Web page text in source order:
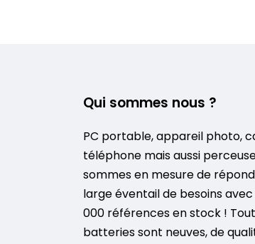
Qui sommes nous ?
PC portable, appareil photo,
téléphone mais aussi
sommes en mesure de
large éventail de besoins
000 références en stock !
batteries sont neuves, de